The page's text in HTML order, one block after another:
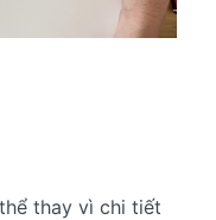
thay vì chi tiết